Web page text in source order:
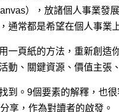
），放諸個人事業發
通常都是希望在個人事業
一頁紙的方法，重新創造
動、關鍵資源、價值主張
到。9個要素的解釋，也
享，作為對讀者的啟發。